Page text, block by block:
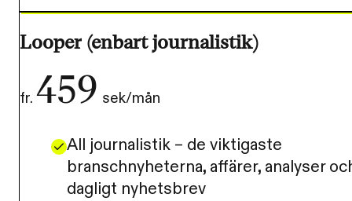
Looper (enbart journalistik)
fr.459 sek/mån
All journalistik – de viktigaste
branschnyheterna, affärer, analyser
dagligt nyhetsbrev